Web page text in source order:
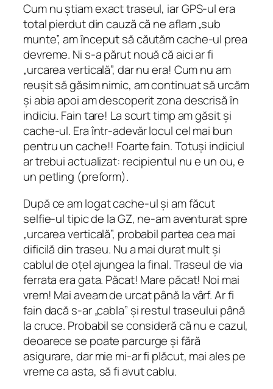
Cum nu știam exact traseul, iar GPS-ul era
total pierdut din cauză că ne aflam „sub
munte”, am început să căutăm cache-ul prea
devreme. Ni s-a părut nouă că aici ar fi
„urcarea verticală”, dar nu era! Cum nu am
reușit să găsim nimic, am continuat să urcăm
și abia apoi am descoperit zona descrisă în
indiciu. Fain tare! La scurt timp am găsit și
cache-ul. Era într-adevăr locul cel mai bun
pentru un cache!! Foarte fain. Totuși indiciul
ar trebui actualizat: recipientul nu e un ou, e
un petling (preform).
După ce am logat cache-ul și am făcut
selfie-ul tipic de la GZ, ne-am aventurat spre
„urcarea verticală”, probabil partea cea mai
dificilă din traseu. Nu a mai durat mult și
cablul de oțel ajungea la final. Traseul de via
ferrata era gata. Păcat! Mare păcat! Noi mai
vrem! Mai aveam de urcat până la vârf. Ar fi
fain dacă s-ar „cabla” și restul traseului până
la cruce. Probabil se consideră că nu e cazul,
deoarece se poate parcurge și fără
asigurare, dar mie mi-ar fi plăcut, mai ales pe
vreme ca asta, să fi avut cablu.